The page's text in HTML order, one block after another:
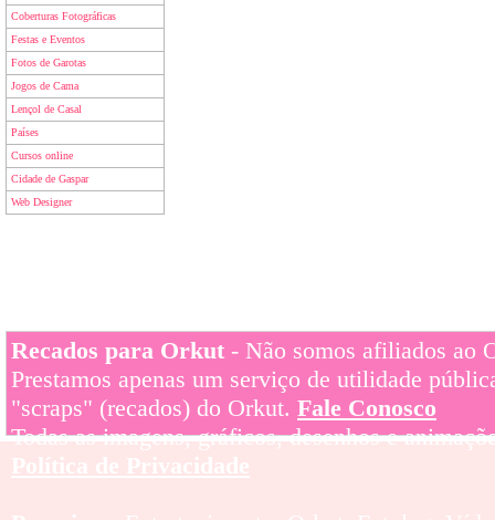
Coberturas Fotográficas
Festas e Eventos
Fotos de Garotas
Jogos de Cama
Lençol de Casal
Países
Cursos online
Cidade de Gaspar
Web Designer
Recados para Orkut - Não somos afiliados ao
Prestamos apenas um serviço de utilidade
"scraps" (recados) do Orkut. Fale Conosco
Todas as imagens, gráficos, desenhos e